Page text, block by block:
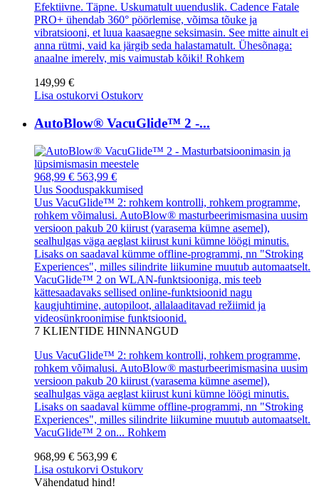
Efektiivne. Täpne. Uskumatult uuenduslik. Cadence Fatale
PRO+ ühendab 360° pöörlemise, võimsa tõuke ja
vibratsiooni, et luua kaasaegne seksimasin. See mitte ainult ei
anna rütmi, vaid ka järgib seda halastamatult. Ühesõnaga:
anaalne imerelv, mis vaimustab kõiki! Rohkem
149,99 €
Lisa ostukorvi Ostukorv
AutoBlow® VacuGlide™ 2 -...
968,99 € 563,99 €
Uus Sooduspakkumised
Uus VacuGlide™ 2: rohkem kontrolli, rohkem programme,
rohkem võimalusi. AutoBlow® masturbeerimismasina uusim
versioon pakub 20 kiirust (varasema kümne asemel),
sealhulgas väga aeglast kiirust kuni kümne löögi minutis.
Lisaks on saadaval kümme offline-programmi, nn "Stroking
Experiences", milles silindrite liikumine muutub automaatselt.
VacuGlide™ 2 on WLAN-funktsiooniga, mis teeb
kättesaadavaks sellised online-funktsioonid nagu
kaugjuhtimine, autopiloot, allalaaditavad režiimid ja
videosünkroonimise funktsioonid.
7 KLIENTIDE HINNANGUD
Uus VacuGlide™ 2: rohkem kontrolli, rohkem programme,
rohkem võimalusi. AutoBlow® masturbeerimismasina uusim
versioon pakub 20 kiirust (varasema kümne asemel),
sealhulgas väga aeglast kiirust kuni kümne löögi minutis.
Lisaks on saadaval kümme offline-programmi, nn "Stroking
Experiences", milles silindrite liikumine muutub automaatselt.
VacuGlide™ 2 on... Rohkem
968,99 € 563,99 €
Lisa ostukorvi Ostukorv
Vähendatud hind!